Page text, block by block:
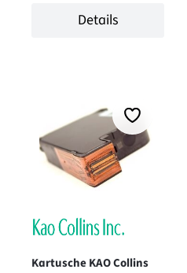
Details
Kartusche KAO Collins